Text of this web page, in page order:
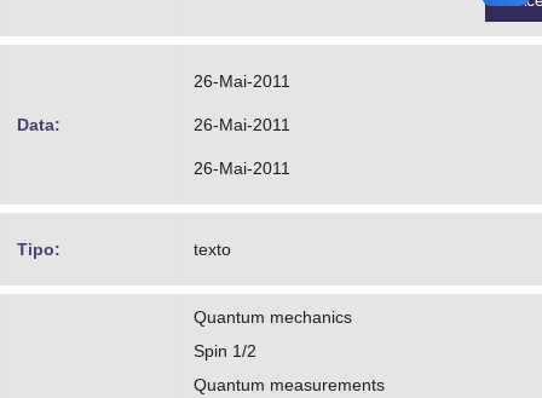
Data:
26-Mai-2011
26-Mai-2011
26-Mai-2011
Tipo: texto
Quantum mechanics
Spin 1/2
Quantum measurements